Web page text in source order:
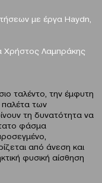
με έργα Haydn,
Χρήστος Λαμπράκης
ταλέντο, την έμφυτη
παλέτα των
τη δυνατότητα να
φάσμα
από άνεση και
φυσική αίσθηση